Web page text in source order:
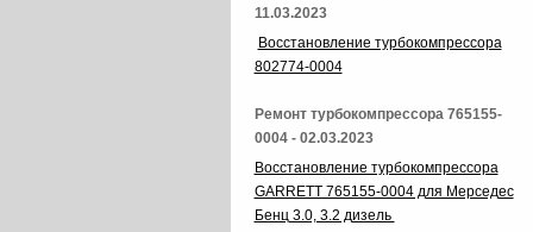
11.03.2023
Восстановление турбокомпрессора
802774-0004
Ремонт турбокомпрессора 765155-
0004 - 02.03.2023
Восстановление турбокомпрессора
GARRETT 765155-0004 для Мерседес
Бенц 3.0, 3.2 дизель